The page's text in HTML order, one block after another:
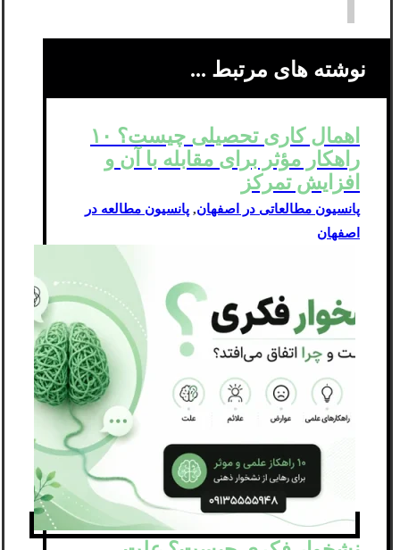
نوشته های مرتبط ...
اهمال کاری تحصیلی چیست؟ ۱۰
راهکار مؤثر برای مقابله با آن و
افزایش تمرکز
پانسیون مطالعاتی در اصفهان, پانسیون مطالعه در
اصفهان